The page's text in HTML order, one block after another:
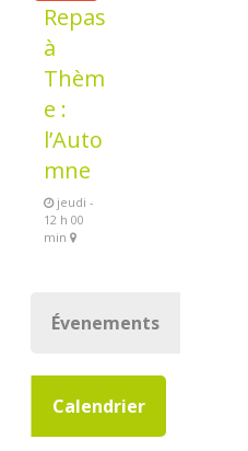
Repas
à
Thèm
e :
l’Auto
mne
jeudi -
12 h 00
min
Évenements
Calendrier